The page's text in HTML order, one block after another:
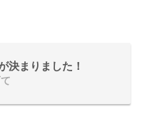
決まりました！